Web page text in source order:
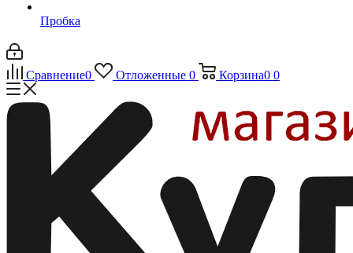
Пробка
Сравнение0 Отложенные 0 Корзина0 0